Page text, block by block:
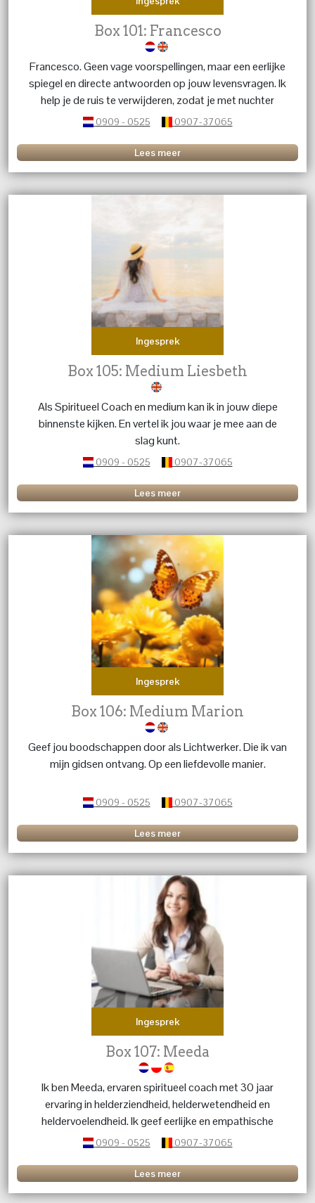
Box 101: Francesco
Francesco. Geen vage voorspellingen, maar een eerlijke
spiegel en directe antwoorden op jouw levensvragen. Ik
help je de ruis te verwijderen, zodat je met nuchter
inzicht weer de regie pakt
0909 - 0525 0907-37065
Lees meer
Ingesprek
Box 105: Medium Liesbeth
Als Spiritueel Coach en medium kan ik in jouw diepe
binnenste kijken. En vertel ik jou waar je mee aan de
slag kunt.
0909 - 0525 0907-37065
Lees meer
Ingesprek
Box 106: Medium Marion
Geef jou boodschappen door als Lichtwerker. Die ik van
mijn gidsen ontvang. Op een liefdevolle manier.
0909 - 0525 0907-37065
Lees meer
Ingesprek
Box 107: Meeda
Ik ben Meeda, ervaren spiritueel coach met 30 jaar
ervaring in helderziendheid, helderwetendheid en
heldervoelendheid. Ik geef eerlijke en empathische
inzichten via tarot, Lenormand en koffiedik om jou meer
0909 - 0525 0907-37065
Lees meer